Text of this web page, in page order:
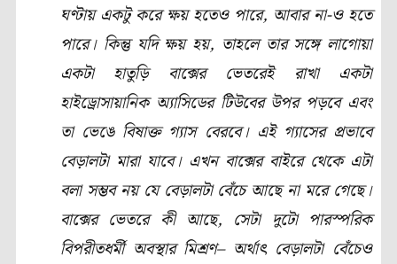
ঘণ্টায় একটু করে ক্ষয় হতেও পারে, আবার না-ও হতে
পারে। কিন্তু যদি ক্ষয় হয়, তাহলে তার সঙ্গে লাগোয়া
একটা হাতুড়ি বাক্সের ভেতরেই রাখা একটা
হাইড্রোসায়ানিক অ্যাসিডের টিউবের উপর পড়বে এবং
তা ভেঙে বিষাক্ত গ্যাস বেরবে। এই গ্যাসের প্রভাবে
বেড়ালটা মারা যাবে। এখন বাক্সের বাইরে থেকে এটা
বলা সম্ভব নয় যে বেড়ালটা বেঁচে আছে না মরে গেছে।
বাক্সের ভেতরে কী আছে, সেটা দুটো পারস্পরিক
বিপরীতধর্মী অবস্থার মিশ্রণ– অর্থাৎ বেড়ালটা বেঁচেও